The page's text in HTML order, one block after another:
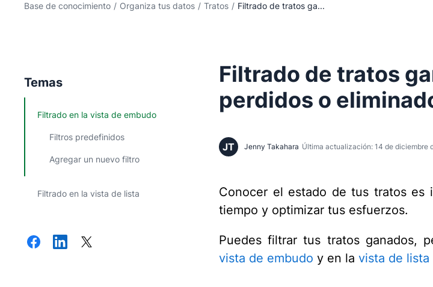
Base de conocimiento / Organiza tus datos / Tratos / Filtrado de tratos ga...
Temas
Filtrado en la vista de embudo
Filtros predefinidos
Agregar un nuevo filtro
Filtrado en la vista de lista
Filtrado de tratos
perdidos o
JT Jenny Takahara Última actualización: 14 de diciembre
Conocer el estado de tus tratos es
tiempo y optimizar tus esfuerzos.
Puedes filtrar tus tratos ganados,
vista de embudo y en la vista de lista